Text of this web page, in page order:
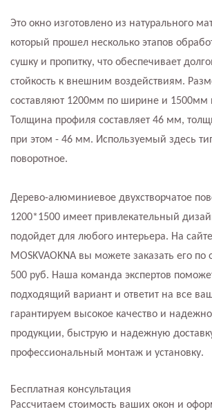
Это окно изготовлено из натурального
который прошел несколько этапов
сушку и пропитку, что обеспечивает
стойкость к внешним воздействиям.
составляют 1200мм по ширине и 1500мм
Толщина профиля составляет 46 мм,
при этом - 46 мм. Используемый здесь
поворотное.
Дерево-алюминиевое двухстворчатое
1200*1500 имеет привлекательный
подойдет для любого интерьера. На
MOSKVAOKNA вы можете заказать его
500 руб. Наша команда экспертов
подходящий вариант и ответит на все
гарантируем высокое качество и
продукции, быструю и надежную
профессиональный монтаж и установку.
Бесплатная консультация
Рассчитаем стоимость ваших окон и